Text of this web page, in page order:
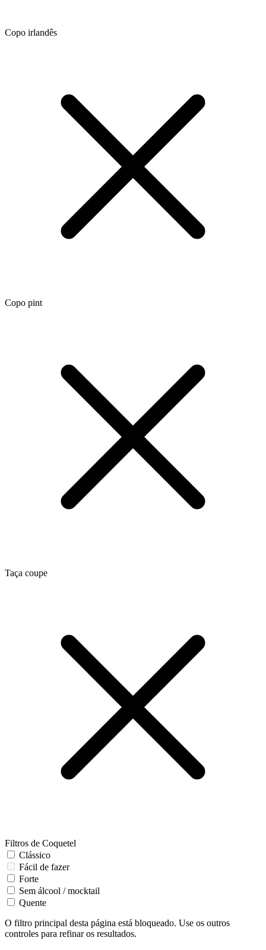
Copo irlandês
Copo pint
Taça coupe
Filtros de Coquetel
Clássico
Fácil de fazer
Forte
Sem álcool / mocktail
Quente
O filtro principal desta página está bloqueado. Use os outros
controles para refinar os resultados.